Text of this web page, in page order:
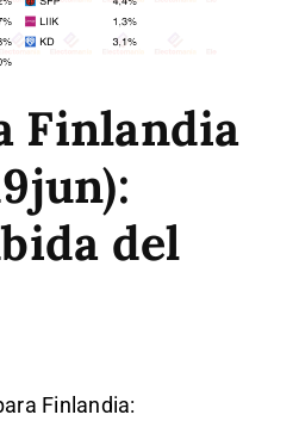
Finlandia
del
Finlandia: